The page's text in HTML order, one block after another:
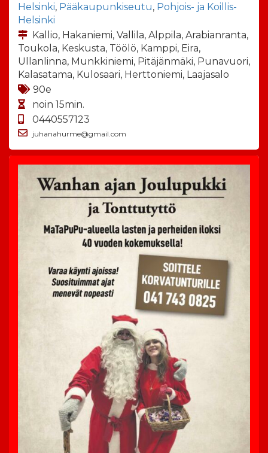
Helsinki, Pääkaupunkiseutu, Pohjois- ja Koillis-
Helsinki
Kallio, Hakaniemi, Vallila, Alppila, Arabianranta,
Toukola, Keskusta, Töölö, Kamppi, Eira,
Ullanlinna, Munkkiniemi, Pitäjänmäki, Punavuori,
Kalasatama, Kulosaari, Herttoniemi, Laajasalo
90e
noin 15min.
0440557123
juhanahurme@gmail.com